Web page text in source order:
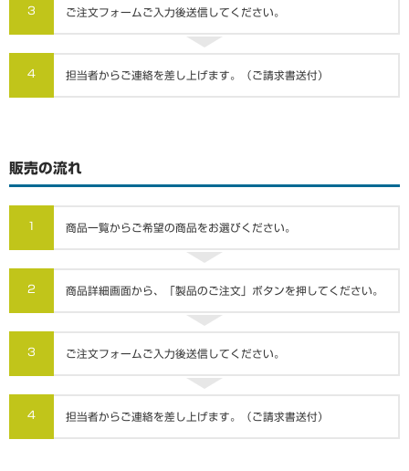
3 ご注文フォームご入力後送信してください。
4 担当者からご連絡を差し上げます。（ご請求書送付）
販売の流れ
1 商品一覧からご希望の商品をお選びください。
2 商品詳細画面から、「製品のご注文」ボタンを押してください。
3 ご注文フォームご入力後送信してください。
4 担当者からご連絡を差し上げます。（ご請求書送付）